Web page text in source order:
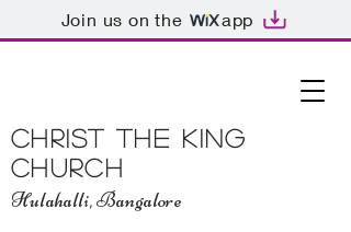
Join us on the app
Christ The King
Church
Hulahalli, Bangalore